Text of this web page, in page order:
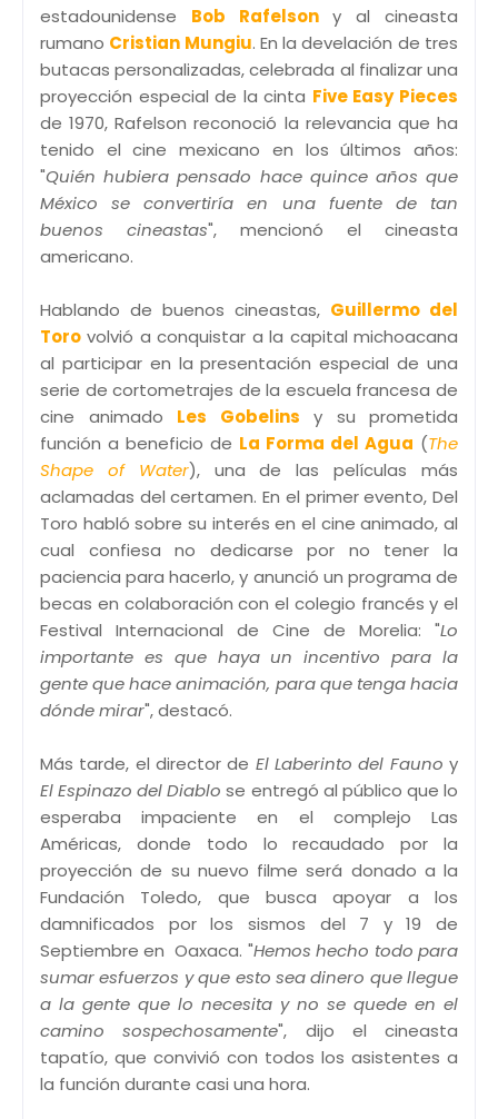
estadounidense Bob Rafelsony al cineasta
rumano Cristian Mungiu. En la develación de tres
butacas personalizadas, celebrada al finalizar una
proyección especial de la cinta Five Easy Pieces
de 1970, Rafelson reconoció la relevancia que ha
tenido el cine mexicano en los últimos años:
"Quién hubiera pensado hace quince años que
México se convertiría en una fuente de tan
buenos cineastas", mencionó el cineasta
americano.
Hablando de buenos cineastas, Guillermo del
Toro volvió a conquistar a la capital michoacana
al participar en la presentación especial de una
serie de cortometrajes de la escuela francesa de
cine animado Les Gobelins y su prometida
función a beneficio de La Forma del Agua (The
Shape of Water), una de las películas más
aclamadas del certamen. En el primer evento, Del
Toro habló sobre su interés en el cine animado, al
cual confiesa no dedicarse por no tener la
paciencia para hacerlo, y anunció un programa de
becas en colaboración con el colegio francés y el
Festival Internacional de Cine de Morelia: "Lo
importante es que haya un incentivo para la
gente que hace animación, para que tenga hacia
dónde mirar", destacó.
Más tarde, el director de El Laberinto del Fauno y
El Espinazo del Diablo se entregó al público que lo
esperaba impaciente en el complejo Las
Américas, donde todo lo recaudado por la
proyección de su nuevo filme será donado a la
Fundación Toledo, que busca apoyar a los
damnificados por los sismos del 7 y 19 de
Septiembre en Oaxaca. "Hemos hecho todo para
sumar esfuerzos y que esto sea dinero que llegue
a la gente que lo necesita y no se quede en el
camino sospechosamente", dijo el cineasta
tapatío, que convivió con todos los asistentes a
la función durante casi una hora.